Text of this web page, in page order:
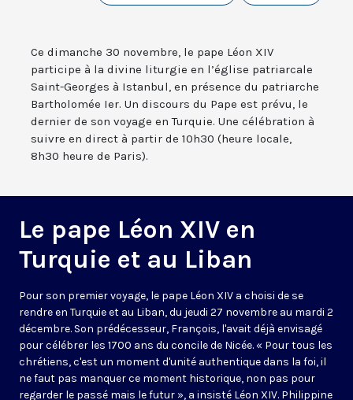
Ce dimanche 30 novembre, le pape Léon XIV
participe à la divine liturgie en l’église patriarcale
Saint-Georges à Istanbul, en présence du patriarche
Bartholomée Ier. Un discours du Pape est prévu, le
dernier de son voyage en Turquie. Une célébration à
suivre en direct à partir de 10h30 (heure locale,
8h30 heure de Paris).
Le pape Léon XIV en
Turquie et au Liban
Pour son premier voyage, le pape Léon XIV a choisi de se
rendre en Turquie et au Liban, du jeudi 27 novembre au mardi 2
décembre. Son prédécesseur, François, l'avait déjà envisagé
pour célébrer les 1700 ans du concile de Nicée. « Pour tous les
chrétiens, c'est un moment d'unité authentique dans la foi, il
ne faut pas manquer ce moment historique, non pas pour
regarder le passé mais le futur », a insisté Léon XIV. Philippine